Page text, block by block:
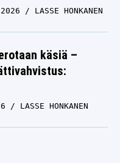
LASSE HONKANEN
käsiä –
LASSE HONKANEN